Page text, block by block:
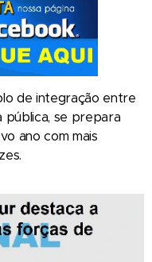
de integração entre
pública, se prepara
ano com mais